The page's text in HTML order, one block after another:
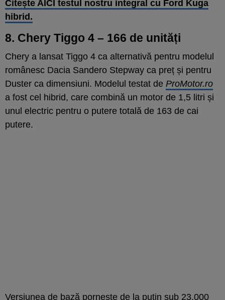
Citește AICI testul nostru integral cu Ford Kuga
hibrid.
8. Chery Tiggo 4 – 166 de unități
Chery a lansat Tiggo 4 ca alternativă pentru modelul
românesc Dacia Sandero Stepway ca preț și pentru
Duster ca dimensiuni. Modelul testat de ProMotor.ro
a fost cel hibrid, care combină un motor de 1,5 litri și
unul electric pentru o putere totală de 163 de cai
putere.
Versiunea de bază pornește de la puțin sub 23.000